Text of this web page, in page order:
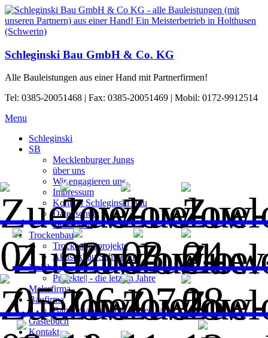
Schleginski Bau GmbH & Co. KG
Alle Bauleistungen aus einer Hand mit Partnerfirmen!
Tel: 0385-20051468 | Fax: 0385-20051469 | Mobil: 0172-9912514
Menu
Schleginski
SB
Mecklenburger Jungs
über uns
Wir engagieren uns
Impressum
Kontakt Schleginski Bau
Datenschutz
Download
Trockenbau
Trockenbauprojekte
Akustikbau Schwerin
Holzbau
Projekte|| - die letzten Jahre
Malerfirma
Baufirma
Bauvorhaben|| - die letzten Jahre
Gästebuch
Kontakt